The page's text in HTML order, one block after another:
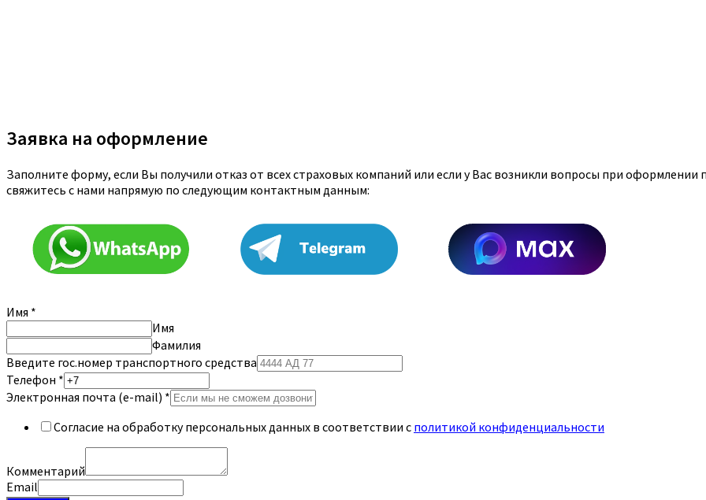
Заявка на оформление
Заполните форму, если Вы получили отказ от всех страховых компаний или если у Вас возникли вопросы при оформлении
свяжитесь с нами напрямую по следующим контактным данным:
Имя *
Имя
Фамилия
Введите гос.номер транспортного средства
Телефон *
Электронная почта (e-mail) *
Согласие на обработку персональных данных в соответствии с политикой конфиденциальности
Комментарий
Email